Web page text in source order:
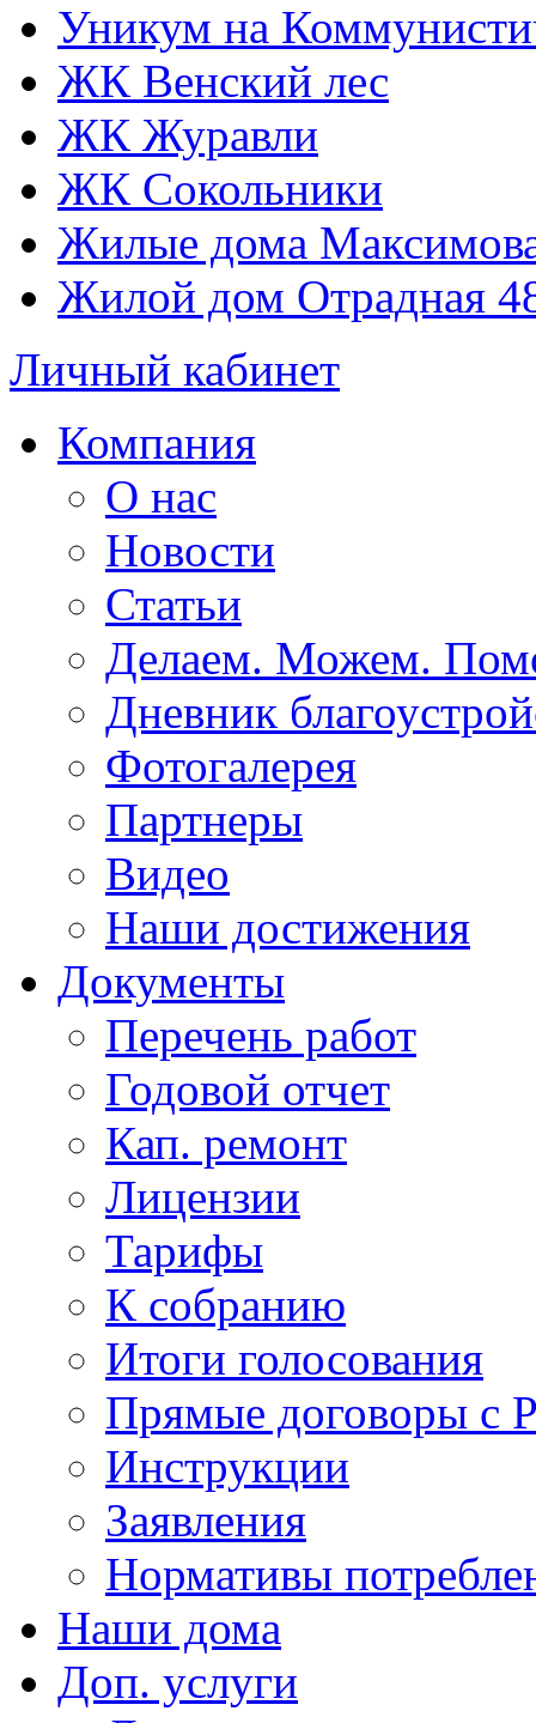
Уникум на
ЖК Венский лес
ЖК Журавли
ЖК Сокольники
Жилые дома
Жилой дом Отрадная
Личный кабинет
Компания
О нас
Новости
Статьи
Делаем. Можем.
Дневник
Фотогалерея
Партнеры
Видео
Наши достижения
Документы
Перечень работ
Годовой отчет
Кап. ремонт
Лицензии
Тарифы
К собранию
Итоги голосования
Прямые договоры с
Инструкции
Заявления
Нормативы
Наши дома
Доп. услуги